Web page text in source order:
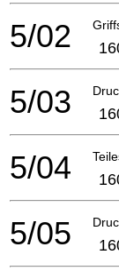
5/02
5/03
5/04
5/05